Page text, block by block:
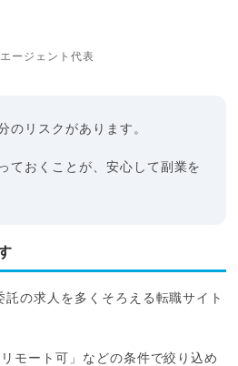
ージェント代表
のリスクがあります。
ておくことが、安心して副業を
の求人を多くそろえる転職サイト
モート可」などの条件で絞り込め